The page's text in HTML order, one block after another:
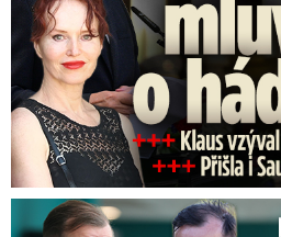
Útok na Jaromíra Soukupa: Reakce